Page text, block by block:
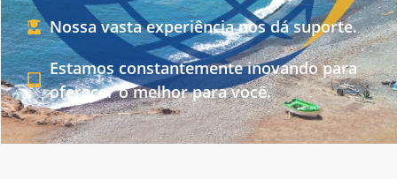
Nossa vasta experiência nos dá suporte.
Estamos constantemente inovando para
oferecer o melhor para você.